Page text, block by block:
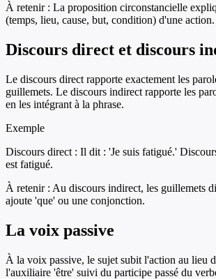
À retenir : La proposition circonstancielle
(temps, lieu, cause, but, condition) d'une action.
Discours direct et discours
Le discours direct rapporte exactement les
guillemets. Le discours indirect rapporte les
en les intégrant à la phrase.
Exemple
Discours direct : Il dit : 'Je suis fatigué.'
est fatigué.
À retenir : Au discours indirect, les guillemets
ajoute 'que' ou une conjonction.
La voix passive
À la voix passive, le sujet subit l'action au lieu
l'auxiliaire 'être' suivi du participe passé du